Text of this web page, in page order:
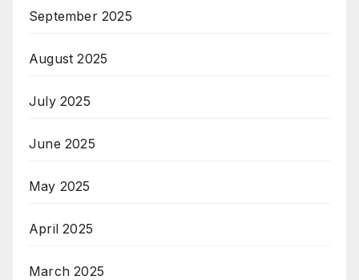
September 2025
August 2025
July 2025
June 2025
May 2025
April 2025
March 2025